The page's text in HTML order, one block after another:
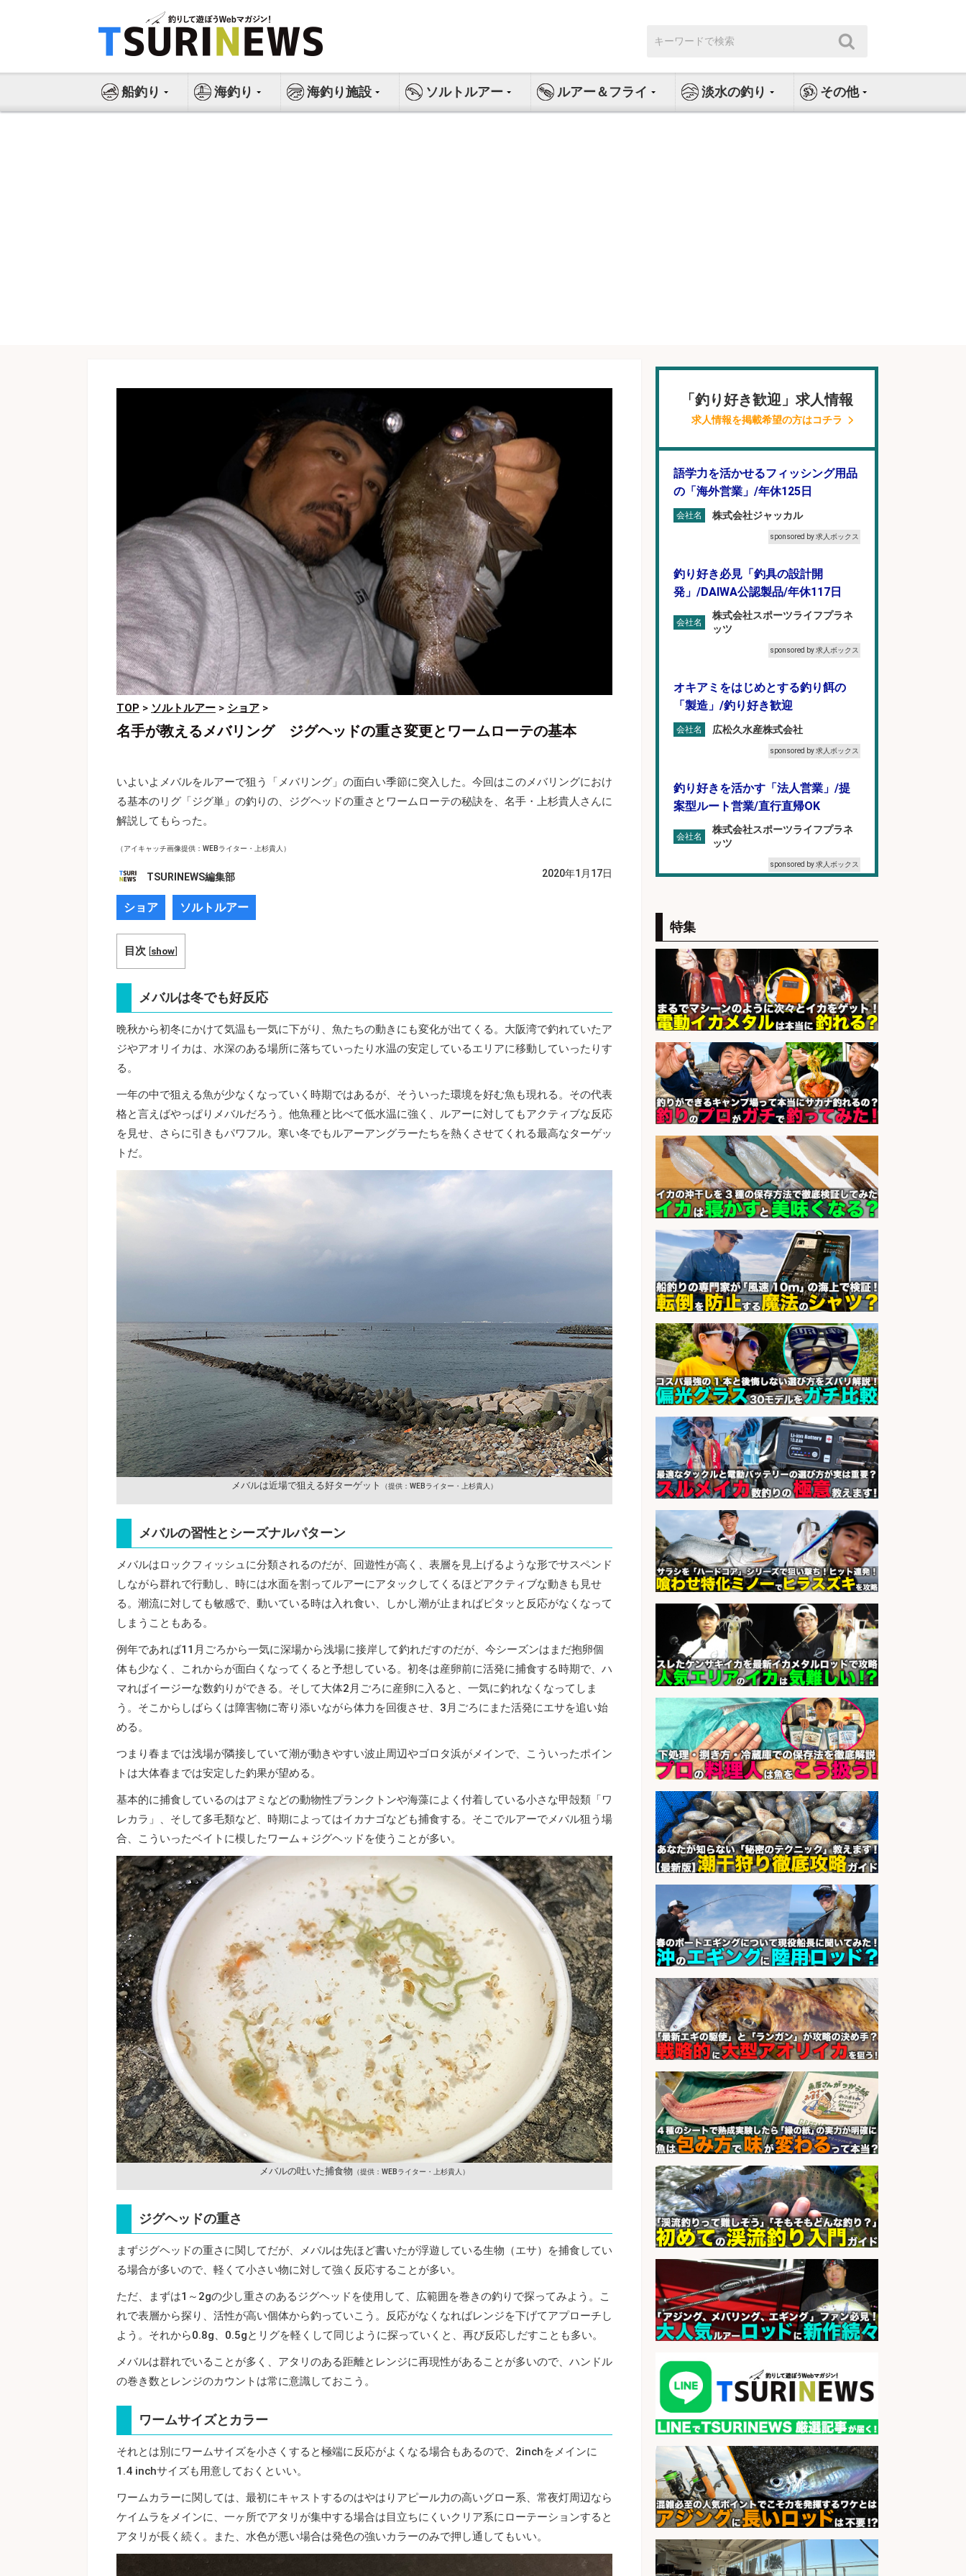
ス
索:
船釣り 海釣り 海釣り施設 ソルトルアー ルアー＆フライ 淡水の釣り その他
TOP > ソルトルアー > ショア >
名手が教えるメバリング ジグヘッドの重さ変更とワームローテの基本
いよいよメバルをルアーで狙う「メバリング」の面白い季節に突入した。今回はこのメバリングにおけ
る基本のリグ「ジグ単」の釣りの、ジグヘッドの重さとワームローテの秘訣を、名手・上杉貴人さんに
解説してもらった。
（アイキャッチ画像提供：WEBライター・上杉貴人）
TSURINEWS編集部 2020年1月17日
ショア ソルトルアー
目次 [show]
メバルは冬でも好反応
晩秋から初冬にかけて気温も一気に下がり、魚たちの動きにも変化が出てくる。大阪湾で釣れていたア
ジやアオリイカは、水深のある場所に落ちていったり水温の安定しているエリアに移動していったりす
る。
一年の中で狙える魚が少なくなっていく時期ではあるが、そういった環境を好む魚も現れる。その代表
格と言えばやっぱりメバルだろう。他魚種と比べて低水温に強く、ルアーに対してもアクティブな反応
を見せ、さらに引きもパワフル。寒い冬でもルアーアングラーたちを熱くさせてくれる最高なターゲッ
トだ。
メバルは近場で狙える好ターゲット （提供：WEBライター・上杉貴人）
メバルの習性とシーズナルパターン
メバルはロックフィッシュに分類されるのだが、回遊性が高く、表層を見上げるような形でサスペンド
しながら群れで行動し、時には水面を割ってルアーにアタックしてくるほどアクティブな動きも見せ
る。潮流に対しても敏感で、動いている時は入れ食い、しかし潮が止まればピタッと反応がなくなって
しまうこともある。
例年であれば11月ごろから一気に深場から浅場に接岸して釣れだすのだが、今シーズンはまだ抱卵個
体も少なく、これからが面白くなってくると予想している。初冬は産卵前に活発に捕食する時期で、ハ
マればイージーな数釣りができる。そして大体2月ごろに産卵に入ると、一気に釣れなくなってしま
う。そこからしばらくは障害物に寄り添いながら体力を回復させ、3月ごろにまた活発にエサを追い始
める。
つまり春までは浅場が隣接していて潮が動きやすい波止周辺やゴロタ浜がメインで、こういったポイン
トは大体春までは安定した釣果が望める。
基本的に捕食しているのはアミなどの動物性プランクトンや海藻によく付着している小さな甲殻類「ワ
レカラ」、そして多毛類など、時期によってはイカナゴなども捕食する。そこでルアーでメバル狙う場
合、こういったベイトに模したワーム＋ジグヘッドを使うことが多い。
メバルの吐いた捕食物 （提供：WEBライター・上杉貴人）
ジグヘッドの重さ
まずジグヘッドの重さに関してだが、メバルは先ほど書いたが浮遊している生物（エサ）を捕食してい
る場合が多いので、軽くて小さい物に対して強く反応することが多い。
ただ、まずは1～2gの少し重さのあるジグヘッドを使用して、広範囲を巻きの釣りで探ってみよう。こ
れで表層から探り、活性が高い個体から釣っていこう。反応がなくなればレンジを下げてアプローチし
よう。それから0.8g、0.5gとリグを軽くして同じように探っていくと、再び反応しだすことも多い。
メバルは群れでいることが多く、アタリのある距離とレンジに再現性があることが多いので、ハンドル
の巻き数とレンジのカウントは常に意識しておこう。
ワームサイズとカラー
それとは別にワームサイズを小さくすると極端に反応がよくなる場合もあるので、2inchをメインに
1.4 inchサイズも用意しておくといい。
ワームカラーに関しては、最初にキャストするのはやはりアピール力の高いグロー系、常夜灯周辺なら
ケイムラをメインに、一ヶ所でアタリが集中する場合は目立ちにくいクリア系にローテーションすると
アタリが長く続く。また、水色が悪い場合は発色の強いカラーのみで押し通してもいい。
「釣り好き歓迎」求人情報
求人情報を掲載希望の方はコチラ
語学力を活かせるフィッシング用品
の「海外営業」/年休125日
会社名 株式会社ジャッカル
sponsored by 求人ボックス
釣り好き必見「釣具の設計開
発」/DAIWA公認製品/年休117日
会社名
株式会社スポーツライフプラネ
ッツ
sponsored by 求人ボックス
オキアミをはじめとする釣り餌の
「製造」/釣り好き歓迎
会社名 広松久水産株式会社
sponsored by 求人ボックス
釣り好きを活かす「法人営業」/提
案型ルート営業/直行直帰OK
会社名
株式会社スポーツライフプラネ
ッツ
sponsored by 求人ボックス
計」
会社名 メガバス株式会社
sponsored by 求人ボックス
福岡/未経験歓迎「ルート営業」/釣
り好き歓迎/インセンティブ
会社名 広松久水産株式会社
sponsored by 求人ボックス
宮崎/魚や漁業に関わる現場・事務
の「総合職」 未経験可
会社名 宮崎県漁業協同組合連合会
sponsored by 求人ボックス
魚の「バイヤー」貴方の目利きでヒ
ットを生む、裁量バイヤー募集
会社名 株式会社コムライン
sponsored by 求人ボックス
魚をさばける方必見「鮮魚部門スタ
ッフ」/3つの働き方が選べる
会社名 株式会社旬
sponsored by 求人ボックス
香川県のおいしい魚を届ける「提
案・加工の工程管理」未経験OK
会社名 株式会社高松東魚市場
sponsored by 求人ボックス
さらに求人情報を見る
特集